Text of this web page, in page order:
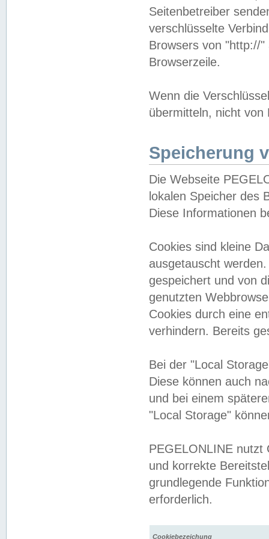
Seitenbetreiber
verschlüsselte
Browsers von "http://
Browserzeile.
Wenn die
übermitteln, nicht von
Speicherung
Die Webseite
lokalen Speicher des
Diese Informationen
Cookies sind kleine
ausgetauscht
gespeichert und von
genutzten
Cookies durch eine
verhindern. Bereits
Bei der "Local
Diese können auch
und bei einem
"Local Storage"
PEGELONLINE nutzt
und korrekte
grundlegende
erforderlich.
Cookiebezeichung